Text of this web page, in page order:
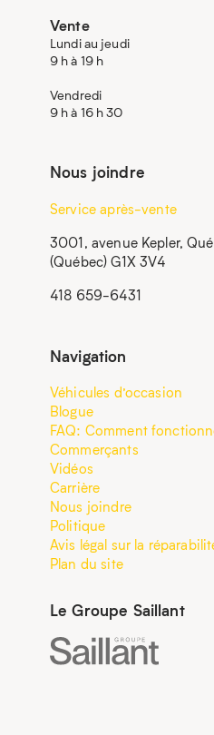
Vente
Lundi au jeudi
9 h à 19 h
Vendredi
9 h à 16 h 30
Nous joindre
Service après-vente
3001, avenue Kepler,
(Québec) G1X 3V4
418 659-6431
Navigation
Véhicules d’occasion
Blogue
FAQ: Comment
Commerçants
Vidéos
Carrière
Nous joindre
Politique
Avis légal sur la
Plan du site
Le Groupe Saillant